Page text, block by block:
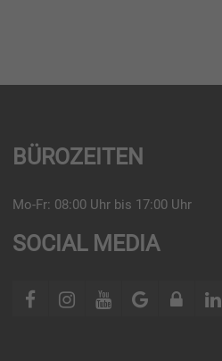
BÜROZEITEN
Mo-Fr: 08:00 Uhr bis 17:00 Uhr
SOCIAL MEDIA